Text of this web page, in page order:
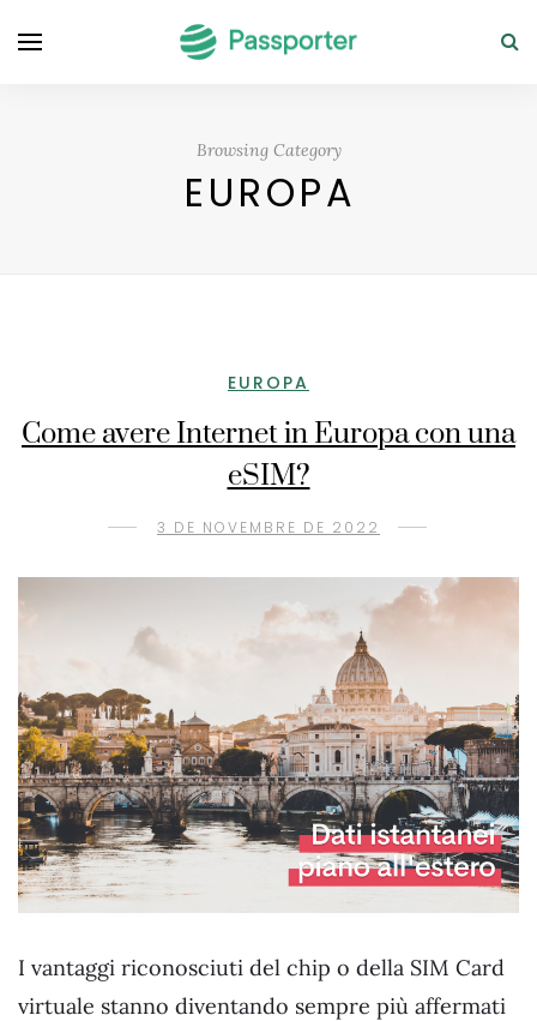
Browsing Category
EUROPA
EUROPA
Come avere Internet in Europa con una
eSIM?
3 DE NOVEMBRE DE 2022
I vantaggi riconosciuti del chip o della SIM Card
virtuale stanno diventando sempre più affermati